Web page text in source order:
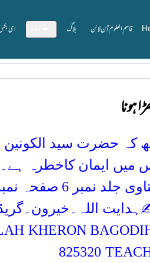
قاسم العلوم آن لائن بلاگ ای
ہونا
حضرت سید الکونین
ایمان کاخطرہ
KHERON
825320